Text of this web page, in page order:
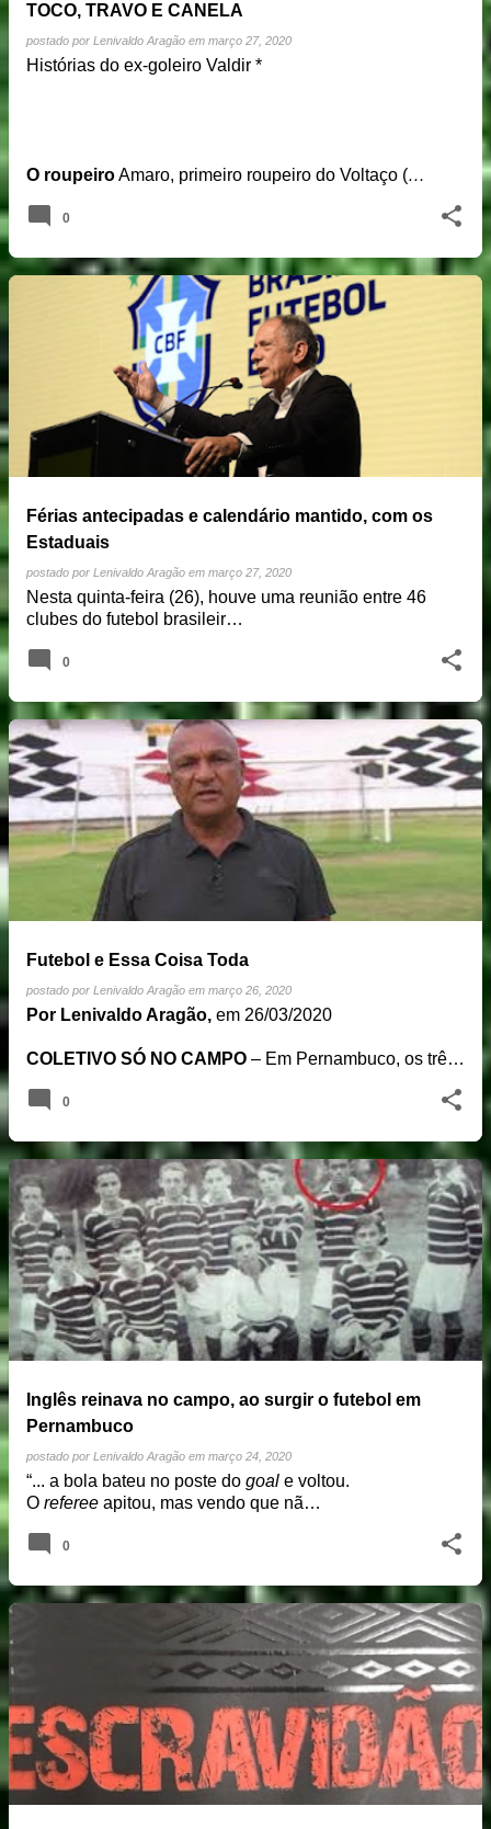
TOCO, TRAVO E CANELA
postado por Lenivaldo Aragão em março 27, 2020
Histórias do ex-goleiro Valdir *
O roupeiroAmaro, primeiro roupeiro do Voltaço (…
0
Férias antecipadas e calendário mantido, com os
Estaduais
postado por Lenivaldo Aragão em março 27, 2020
Nesta quinta-feira (26), houve uma reunião entre 46
clubes do futebol brasileir…
0
Futebol e Essa Coisa Toda
postado por Lenivaldo Aragão em março 26, 2020
Por Lenivaldo Aragão, em 26/03/2020
COLETIVO SÓ NO CAMPO – Em Pernambuco, os trê…
0
Inglês reinava no campo, ao surgir o futebol em
Pernambuco
postado por Lenivaldo Aragão em março 24, 2020
“... a bola bateu no poste do goal e voltou.
O referee apitou, mas vendo que nã…
0